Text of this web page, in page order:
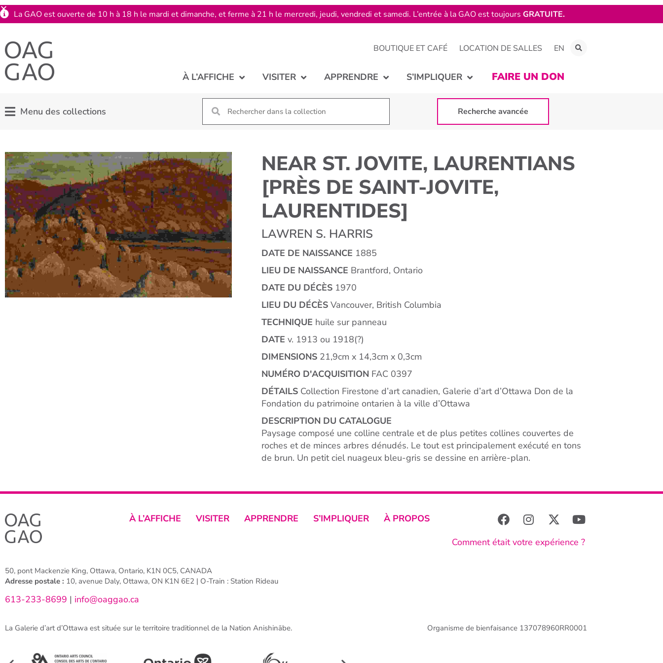
BOUTIQUE ET CAFÉ LOCATION DE SALLES EN
À L’AFFICHE VISITER APPRENDRE S’IMPLIQUER FAIRE UN DON
Menu des collections Recherche avancée
NEAR ST. JOVITE, LAURENTIANS
[PRÈS DE SAINT-JOVITE,
LAURENTIDES]
LAWREN S. HARRIS
DATE DE NAISSANCE 1885
LIEU DE NAISSANCE Brantford, Ontario
DATE DU DÉCÈS 1970
LIEU DU DÉCÈS Vancouver, British Columbia
TECHNIQUE huile sur panneau
DATE v. 1913 ou 1918(?)
DIMENSIONS 21,9cm x 14,3cm x 0,3cm
NUMÉRO D'ACQUISITION FAC 0397
DÉTAILS Collection Firestone d’art canadien, Galerie d’art d’Ottawa Don de la
Fondation du patrimoine ontarien à la ville d’Ottawa
DESCRIPTION DU CATALOGUE
Paysage composé une colline centrale et de plus petites collines couvertes de
roches et de minces arbres dénudés. Le tout est principalement exécuté en tons
de brun. Un petit ciel nuageux bleu-gris se dessine en arrière-plan.
À L’AFFICHE VISITER APPRENDRE S’IMPLIQUER
À PROPOS
Comment était votre expérience ?
50, pont Mackenzie King, Ottawa, Ontario, K1N 0C5, CANADA
Adresse postale : 10, avenue Daly, Ottawa, ON K1N 6E2 | O-Train : Station Rideau
613-233-8699 | info@oaggao.ca
La Galerie d’art d’Ottawa est située sur le territoire traditionnel de la Nation Anishinābe. Organisme de bienfaisance 137078960RR0001
La GAO est ouverte de 10 h à 18 h le mardi et dimanche, et ferme à 21 h le mercredi, jeudi, vendredi et samedi. L’entrée à la GAO est toujours GRATUITE.